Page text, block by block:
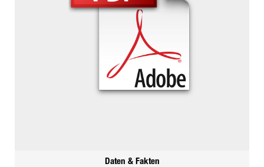
Daten & Fakten